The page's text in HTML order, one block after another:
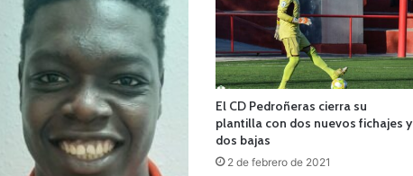
El CD Pedroñeras cierra su
plantilla con dos nuevos fichajes y
dos bajas
2 de febrero de 2021